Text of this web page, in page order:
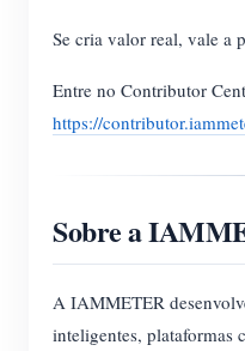
Se cria valor real, vale a
Entre no Contributor
https://
Sobre a
A IAMMETER
inteligentes, plataformas